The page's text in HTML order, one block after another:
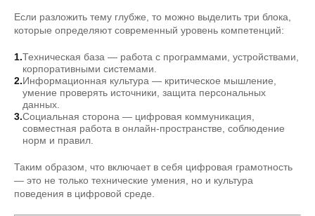
Если разложить тему глубже, то можно выделить три блока,
которые определяют современный уровень компетенций:
Техническая база — работа с программами, устройствами,
корпоративными системами.
Информационная культура — критическое мышление,
умение проверять источники, защита персональных
данных.
Социальная сторона — цифровая коммуникация,
совместная работа в онлайн-пространстве, соблюдение
норм и правил.
Таким образом, что включает в себя цифровая грамотность
— это не только технические умения, но и культура
поведения в цифровой среде.